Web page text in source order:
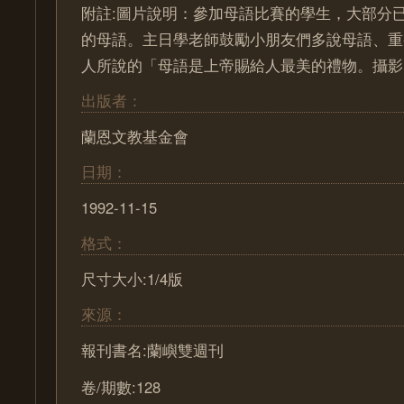
附註:圖片說明：參加母語比賽的學生，大部分
的母語。主日學老師鼓勵小朋友們多說母語、
人所說的「母語是上帝賜給人最美的禮物。攝
出版者：
蘭恩文教基金會
日期：
1992-11-15
格式：
尺寸大小:1/4版
來源：
報刊書名:蘭嶼雙週刊
卷/期數:128